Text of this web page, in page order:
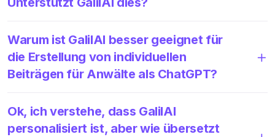
Warum ist GalilAI besser geeignet für
die Erstellung von individuellen
Beiträgen für Anwälte als ChatGPT?
Ok, ich verstehe, dass GalilAI
personalisiert ist, aber wie übersetzt